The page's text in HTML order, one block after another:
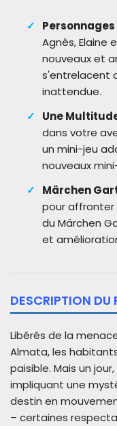
Agnès, Elaine
nouveaux et
s'entrelacent
inattendue.
Une
dans votre
un mini-jeu
nouveaux
Märchen
pour
du Märchen
et
DESCRIPTION DU
Libérés de la
Almata, les
paisible. Mais un
impliquant une
destin en
– certaines